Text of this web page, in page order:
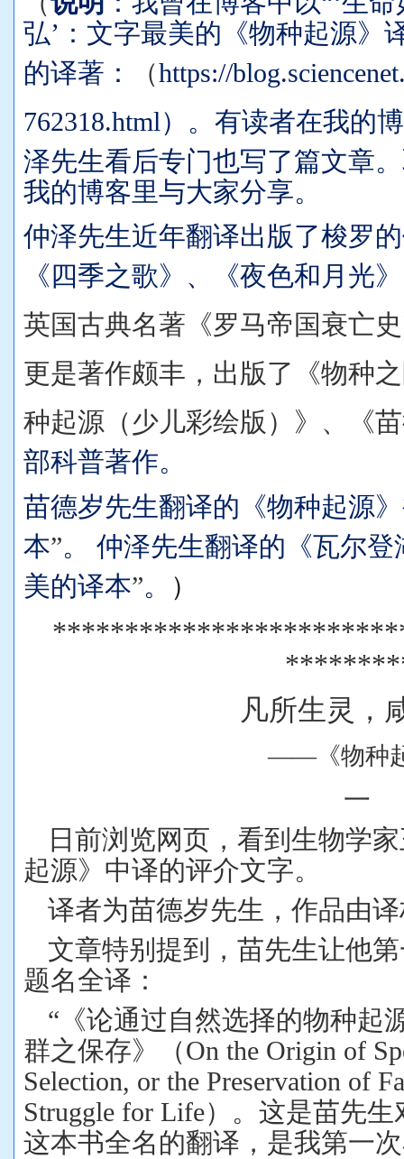
弘’：文字最美的《物种起源》
的译著：
（https://
762318.html） 。有读者在我的
泽先生看后专门也写了篇文章
我的博客里与大家分享。
仲泽先生近年翻译出版了梭罗
《四季之歌》、《夜色和月光
英国古典名著《罗马帝国衰亡
更是著作颇丰，出版了《物种
种起源（少儿彩绘版）》、《
部科普著作。
苗德岁先生翻译的《物种起源
本”。
仲泽先生翻译的《瓦尔
美的译本”。 ）
凡所生灵，
——《物种
一
日前浏览网页，看到生物学
起源》中译的评介文字。
译者为苗德岁先生，作品由
文章特别提到，苗先生让他
题名全译：
“ 《论通过自然选择的物种起
群之保存》（On the Origin of
Selection, or the Preservation of
Struggle for Life）。这是苗先
这本书全名的翻译，是我第一